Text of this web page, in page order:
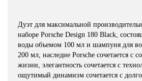
Дуэт для максимальной
наборе Porsche Design 180 Black,
воды объемом 100 мл и шампуня для
200 мл, наследие Porsche сочетается с
жизни, элегантность сочетается с
ощутимый динамизм сочетается с